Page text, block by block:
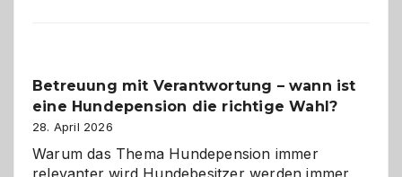
Betreuung mit Verantwortung – wann ist
eine Hundepension die richtige Wahl?
28. April 2026
Warum das Thema Hundepension immer